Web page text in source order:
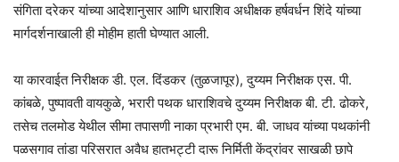
संगिता दरेकर यांच्या आदेशानुसार आणि धाराशिव अधीक्षक हर्षवर्धन शिंदे यांच्या
मार्गदर्शनाखाली ही मोहीम हाती घेण्यात आली.
या कारवाईत निरीक्षक डी. एल. दिंडकर (तुळजापूर), दुय्यम निरीक्षक एस. पी.
कांबळे, पुष्पावती वायकुळे, भरारी पथक धाराशिवचे दुय्यम निरीक्षक बी. टी. ढोकरे,
तसेच तलमोड येथील सीमा तपासणी नाका प्रभारी एम. बी. जाधव यांच्या पथकांनी
पळसगाव तांडा परिसरात अवैध हातभट्टी दारू निर्मिती केंद्रांवर साखळी छापे